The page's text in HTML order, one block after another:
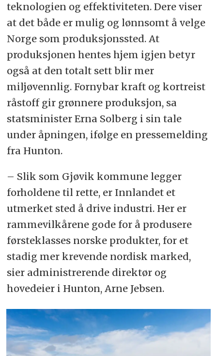
teknologien og effektiviteten. Dere viser
at det både er mulig og lønnsomt å velge
Norge som produksjonssted. At
produksjonen hentes hjem igjen betyr
også at den totalt sett blir mer
miljøvennlig. Fornybar kraft og kortreist
råstoff gir grønnere produksjon, sa
statsminister Erna Solberg i sin tale
under åpningen, ifølge en pressemelding
fra Hunton.
– Slik som Gjøvik kommune legger
forholdene til rette, er Innlandet et
utmerket sted å drive industri. Her er
rammevilkårene gode for å produsere
førsteklasses norske produkter, for et
stadig mer krevende nordisk marked,
sier administrerende direktør og
hovedeier i Hunton, Arne Jebsen.